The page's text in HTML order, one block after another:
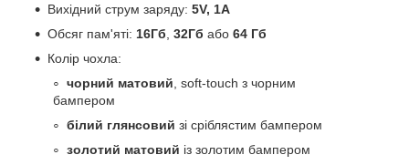
Вихідний струм заряду: 5V, 1A
Обсяг пам'яті: 16Гб 32Гб або 64 Гб
Колір чохла:
чорний матовий , soft-touch з чорним
бампером
білий глянсовий зі сріблястим бампером
золотий матовий із золотим бампером